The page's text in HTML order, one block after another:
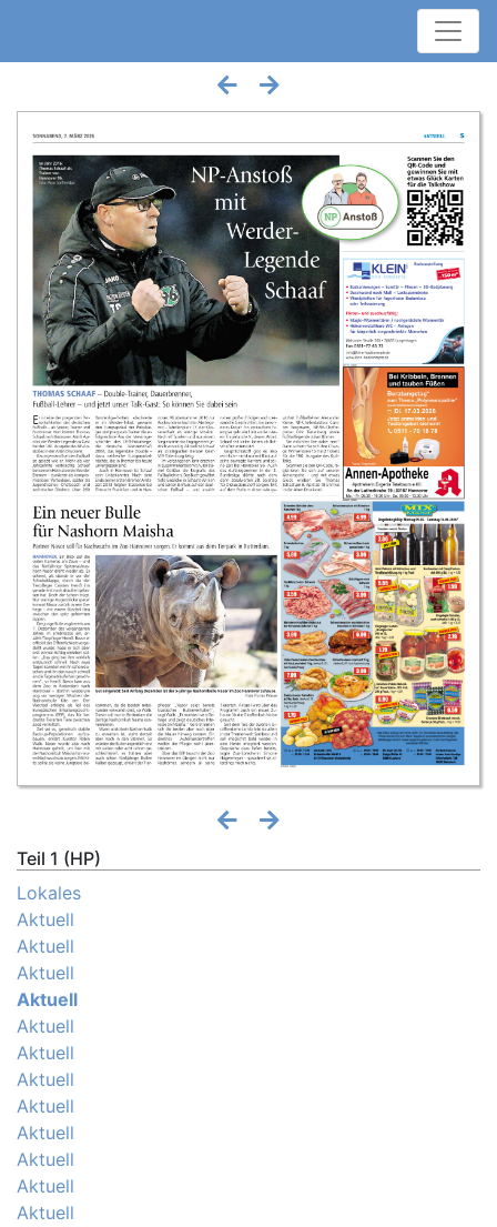
Teil 1 (HP)
Lokales
Aktuell
Aktuell
Aktuell
Aktuell
Aktuell
Aktuell
Aktuell
Aktuell
Aktuell
Aktuell
Aktuell
Aktuell